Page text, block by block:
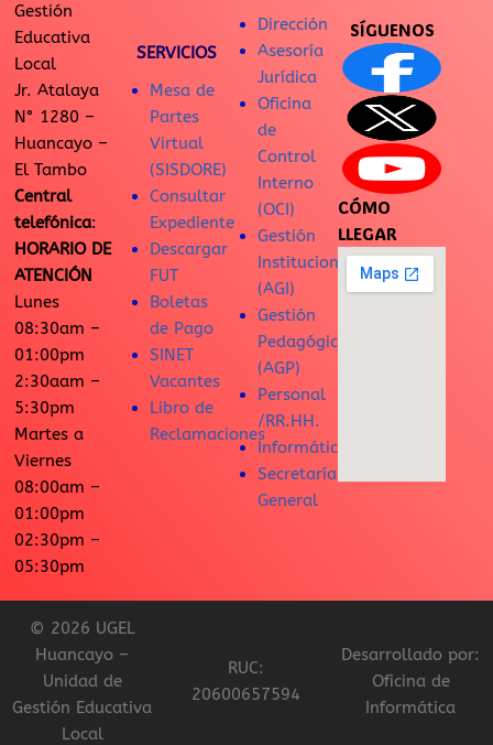
Gestión
Educativa
Local
Jr. Atalaya
N° 1280 –
Huancayo –
El Tambo
Central
telefónica:
HORARIO DE
ATENCIÓN
Lunes
08:30am –
01:00pm
2:30aam –
5:30pm
Martes a
Viernes
08:00am –
01:00pm
02:30pm –
05:30pm
SERVICIOS
Mesa de
Partes
Virtual
(SISDORE)
Consultar
Expediente
Descargar
FUT
Boletas
de Pago
SINET
Vacantes
Libro de
Reclamaciones
Dirección
Asesoría
Jurídica
Oficina
de
Control
Interno
(OCI)
Gestión
Institucional
(AGI)
Gestión
Pedagógica
(AGP)
Personal
/RR.HH.
Informática
Secretaría
General
SÍGUENOS
CÓMO
LLEGAR
© 2026 UGEL
Huancayo –
Unidad de
Gestión Educativa
Local
RUC:
20600657594
Desarrollado por:
Oficina de
Informática